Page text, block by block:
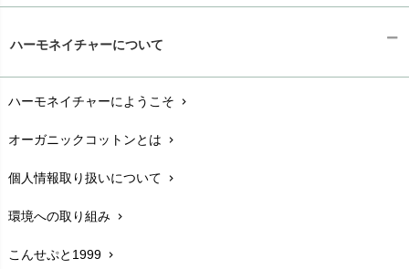
配送と送料chevron_right
在庫状況と発送予定chevron_right
サイズ・寸法chevron_right
生地・素材chevron_right
お手入れについて
ハーモネイチャーについて
ハーモネイチャーにようこそ chevron_right
オーガニックコットンとは chevron_right
個人情報取り扱いについて chevron_right
環境への取り組み chevron_right
こんせぷと1999 chevron_right